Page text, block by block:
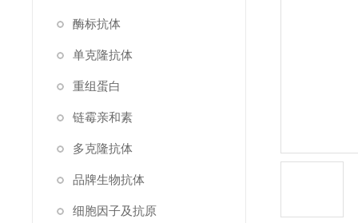
酶标抗体
单克隆抗体
重组蛋白
链霉亲和素
多克隆抗体
品牌生物抗体
细胞因子及抗原